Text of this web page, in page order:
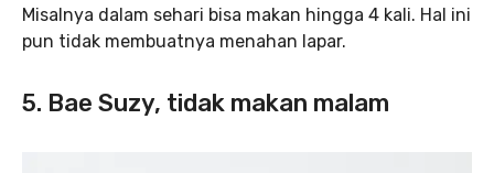
Misalnya dalam sehari bisa makan hingga 4 kali. Hal ini
pun tidak membuatnya menahan lapar.
5. Bae Suzy, tidak makan malam